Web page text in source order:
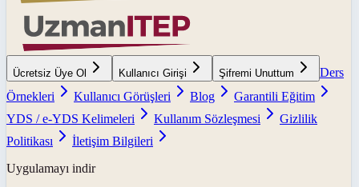
Ücretsiz Üye Ol Kullanıcı Girişi Şifremi Unuttum
Ders
Örnekleri
Kullanıcı Görüşleri Blog
Garantili Eğitim
YDS / e-YDS Kelimeleri
Kullanım Sözleşmesi
Gizlilik
Politikası
İletişim Bilgileri
Uygulamayı indir